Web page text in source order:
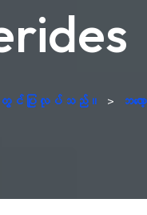
နီတွင်ပြုလုပ်သည်။ > ဘလော့